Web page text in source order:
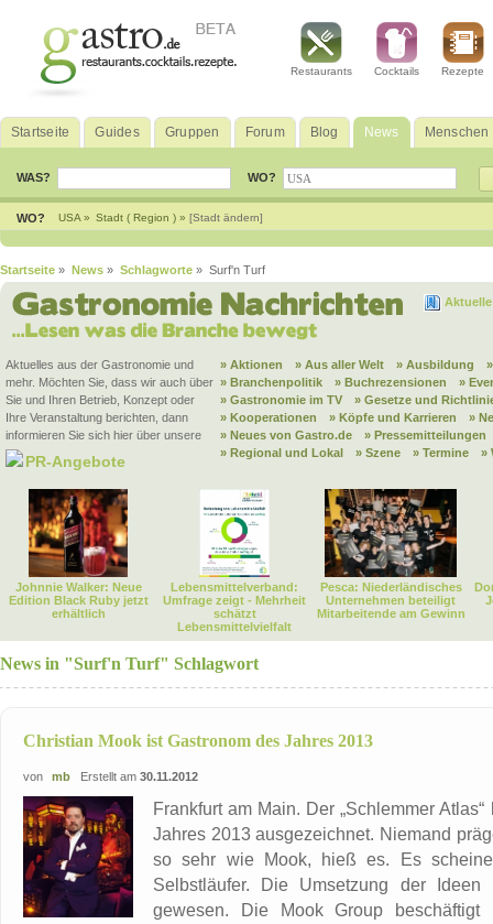
Restaurants Cocktails Rezepte
Startseite Guides Gruppen Forum Blog News Menschen
WAS? WO?
WO? USA » Stadt ( Region ) » [Stadt ändern]
Startseite » News » Schlagworte » Surf'n Turf
Aktuelles aus der Gastronomie und
mehr. Möchten Sie, dass wir auch über
Sie und Ihren Betrieb, Konzept oder
Ihre Veranstaltung berichten, dann
informieren Sie sich hier über unsere
PR-Angebote
» Aktionen » Aus aller Welt » Ausbildung
» Branchenpolitik
» Buchrezensionen
»
» Gastronomie im TV
» Gesetze und
» Kooperationen
» Köpfe und Karrieren
»
» Neues von Gastro.de
» Pressemitteilungen
» Regional und Lokal
» Szene » Termine »
Johnnie Walker: Neue
Edition Black Ruby jetzt
erhältlich
Lebensmittelverband:
Umfrage zeigt - Mehrheit
schätzt
Lebensmittelvielfalt
Pesca: Niederländisches
Unternehmen beteiligt
Mitarbeitende am Gewinn
News in "Surf'n Turf" Schlagwort
Christian Mook ist Gastronom des Jahres 2013
von mb Erstellt am 30.11.2012
Frankfurt am Main. Der „Schlemmer
Jahres 2013 ausgezeichnet. Niemand
so sehr wie Mook, hieß es. Es
Selbstläufer. Die Umsetzung der
gewesen. Die Mook Group